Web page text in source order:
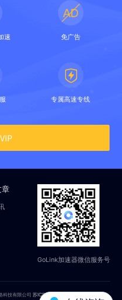
速 免广告
专属高速专线
章
GoLink加速器微信服务号
科技有限公司苏ICP备18014251号-2